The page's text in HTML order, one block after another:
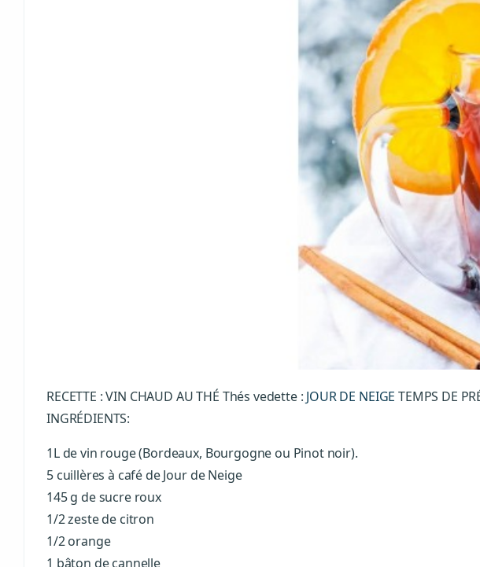
RECETTE : VIN CHAUD AU THÉ Thés vedette : JOUR DE NEIGE TEMPS DE
INGRÉDIENTS:
1L de vin rouge (Bordeaux, Bourgogne ou Pinot noir).
5 cuillères à café de Jour de Neige
145 g de sucre roux
1/2 zeste de citron
1/2 orange
1 bâton de cannelle